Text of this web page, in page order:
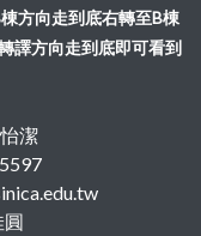
方向走到底右轉至B棟
譯方向走到底即可看到
潔
圓